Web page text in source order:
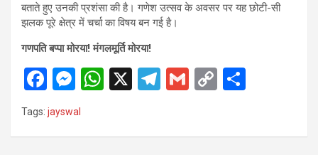
बताते हुए उनकी प्रशंसा की है। गणेश उत्सव के अवसर पर यह छोटी-सी
झलक पूरे क्षेत्र में चर्चा का विषय बन गई है।
गणपति बप्पा मोरया! मंगलमूर्ति मोरया!
F
a
ce
M
es
se
W X
T
G
C
Tags: jayswal